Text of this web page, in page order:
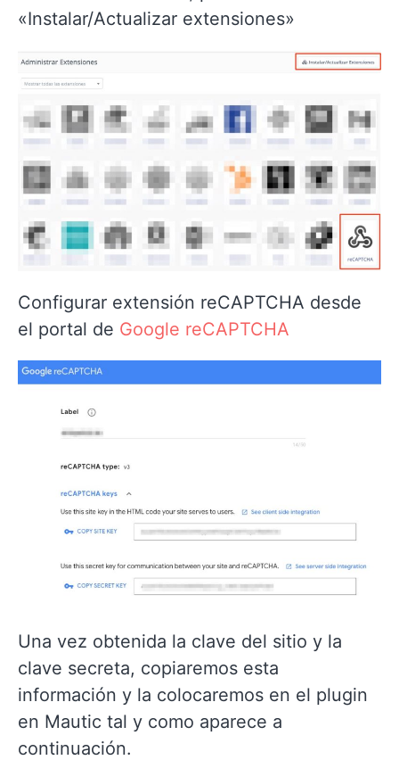
«Instalar/Actualizar extensiones»
Configurar extensión reCAPTCHA desde
el portal de Google reCAPTCHA
Una vez obtenida la clave del sitio y la
clave secreta, copiaremos esta
información y la colocaremos en el plugin
en Mautic tal y como aparece a
continuación.